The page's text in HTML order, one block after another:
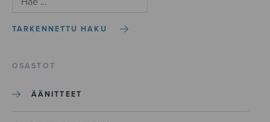
TARKENNETTU HAKU
OSASTOT
ÄÄNITTEET